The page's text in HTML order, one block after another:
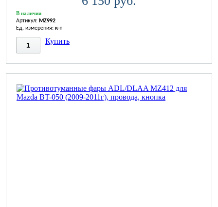
В наличии
Артикул: MZ992
Ед. измерения: к-т
Купить